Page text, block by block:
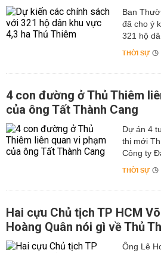
Ban
đã cho ý
321 hộ
THỜI SỰ
4 con đường ở Thủ Thiêm
của ông Tất Thành Cang
Dự án 4
thị mới
Công ty
THỜI SỰ
Hai cựu Chủ tịch TP HCM
Hoàng Quân nói gì về Thủ
Ông Lê